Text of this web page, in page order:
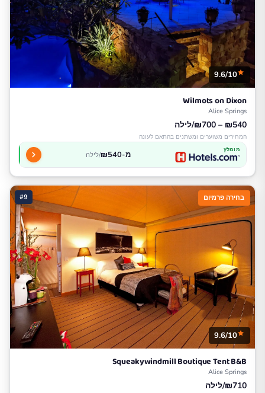
9.6/10
Wilmots on Dixon
Alice Springs
₪540 – ₪700/לילה
המחירים משוערים ומשתנים בהתאם לעונה
מומלץ מ-₪540 /לילה
#9 בחירה פרמיום
9.6/10
Squeakywindmill Boutique Tent B&B
Alice Springs
₪710/לילה